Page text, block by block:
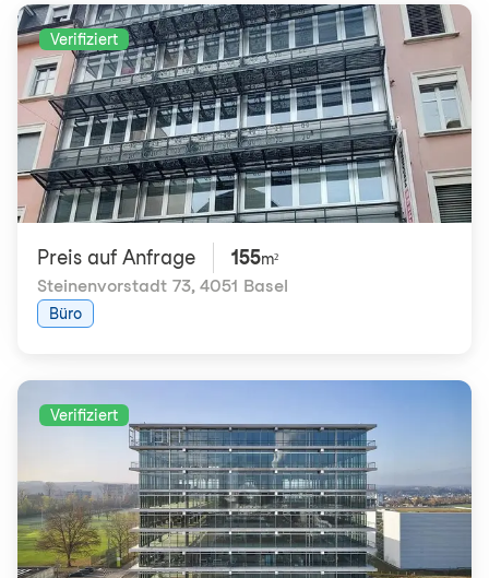
Verifiziert
Preis auf Anfrage 155m²
Steinenvorstadt 73, 4051 Basel
Büro
Verifiziert